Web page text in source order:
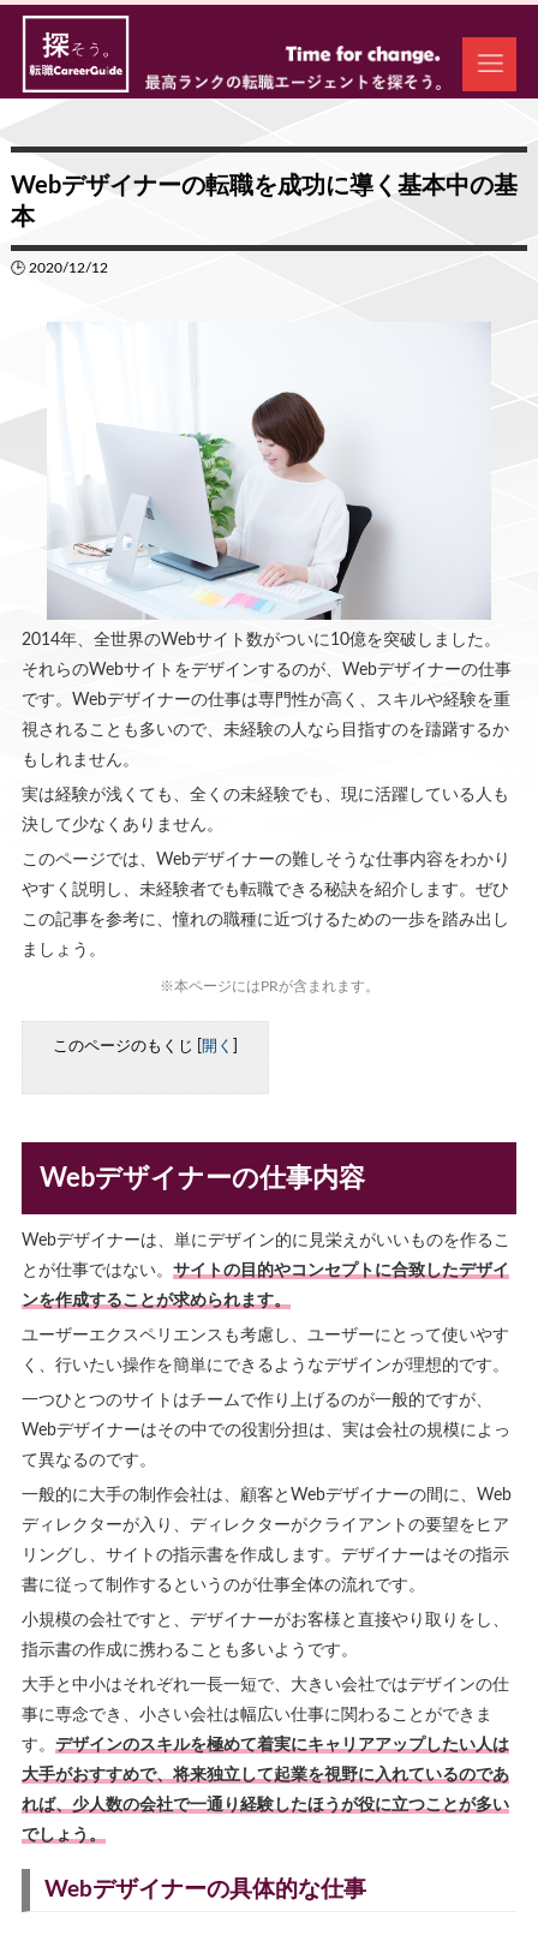
Webデザイナーの転職を成功に導く基本中の基
本
🕒 2020/12/12
2014年、全世界のWebサイト数がついに10億を突破しました。
それらのWebサイトをデザインするのが、Webデザイナーの仕事
です。Webデザイナーの仕事は専門性が高く、スキルや経験を重
視されることも多いので、未経験の人なら目指すのを躊躇するか
もしれません。
実は経験が浅くても、全くの未経験でも、現に活躍している人も
決して少なくありません。
このページでは、Webデザイナーの難しそうな仕事内容をわかり
やすく説明し、未経験者でも転職できる秘訣を紹介します。ぜひ
この記事を参考に、憧れの職種に近づけるための一歩を踏み出し
ましょう。
※本ページにはPRが含まれます。
このページのもくじ 開く
Webデザイナーの仕事内容
Webデザイナーは、単にデザイン的に見栄えがいいものを作るこ
とが仕事ではない。 サイトの目的やコンセプトに合致したデザイ
ンを作成することが求められます。
ユーザーエクスペリエンスも考慮し、ユーザーにとって使いやす
く、行いたい操作を簡単にできるようなデザインが理想的です。
一つひとつのサイトはチームで作り上げるのが一般的ですが、
Webデザイナーはその中での役割分担は、実は会社の規模によっ
て異なるのです。
一般的に大手の制作会社は、顧客とWebデザイナーの間に、Web
ディレクターが入り、ディレクターがクライアントの要望をヒア
リングし、サイトの指示書を作成します。デザイナーはその指示
書に従って制作するというのが仕事全体の流れです。
小規模の会社ですと、デザイナーがお客様と直接やり取りをし、
指示書の作成に携わることも多いようです。
大手と中小はそれぞれ一長一短で、大きい会社ではデザインの仕
事に専念でき、小さい会社は幅広い仕事に関わることができま
す。 デザインのスキルを極めて着実にキャリアアップしたい人は
大手がおすすめで、将来独立して起業を視野に入れているのであ
れば、少人数の会社で一通り経験したほうが役に立つことが多い
でしょう。
Webデザイナーの具体的な仕事